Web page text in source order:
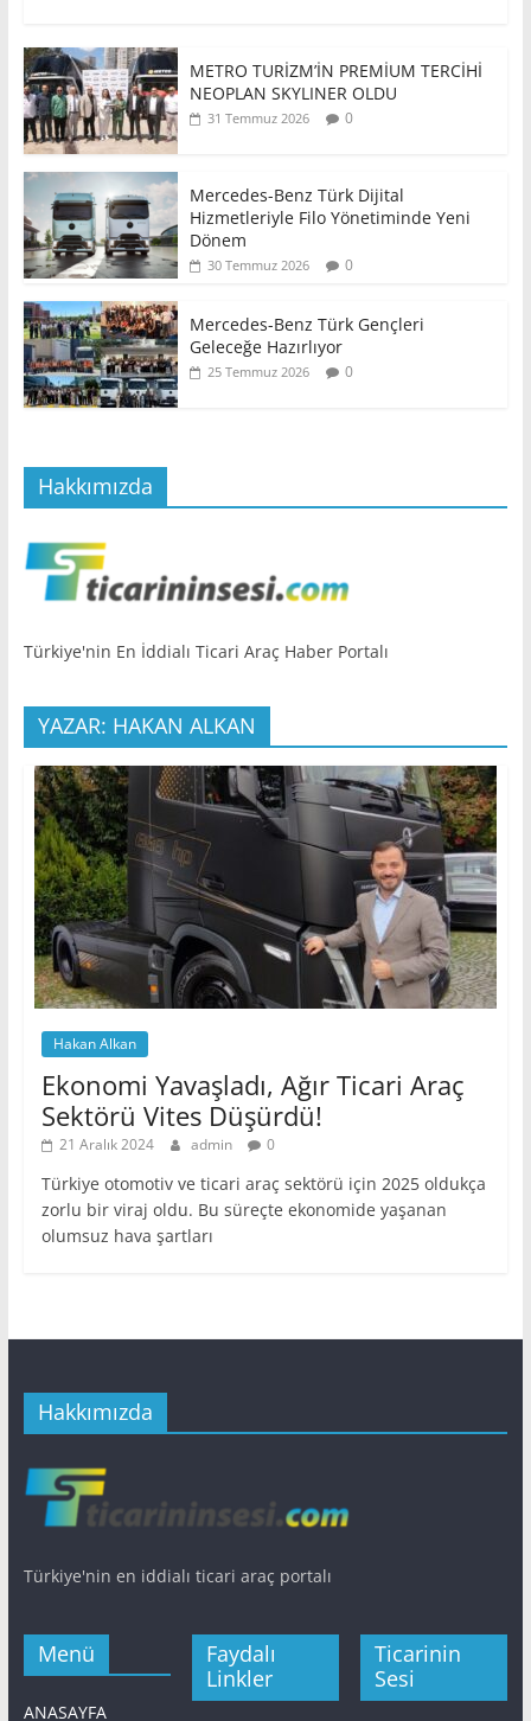
METRO TURİZM’İN PREMİUM TERCİHİ
NEOPLAN SKYLINER OLDU
31 Temmuz 2026 0
Mercedes-Benz Türk Dijital
Hizmetleriyle Filo Yönetiminde Yeni
Dönem
30 Temmuz 2026 0
Mercedes-Benz Türk Gençleri
Geleceğe Hazırlıyor
25 Temmuz 2026 0
Hakkımızda
Türkiye'nin En İddialı Ticari Araç Haber Portalı
YAZAR: HAKAN ALKAN
Hakan Alkan
Ekonomi Yavaşladı, Ağır Ticari Araç
Sektörü Vites Düşürdü!
21 Aralık 2024 admin 0
Türkiye otomotiv ve ticari araç sektörü için 2025 oldukça
zorlu bir viraj oldu. Bu süreçte ekonomide yaşanan
olumsuz hava şartları
Hakkımızda
Türkiye'nin en iddialı ticari araç portalı
Menü
ANASAYFA
Faydalı
Linkler
Ticarinin
Sesi